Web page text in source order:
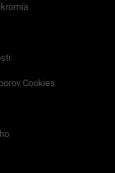
Cookies